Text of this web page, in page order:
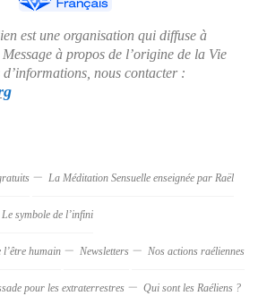
est une organisation qui diffuse à
à propos de l’origine de la Vie
nous contacter :
La Méditation Sensuelle enseignée par Raël
Le symbole de l’infini
l’être humain Newsletters Nos actions raéliennes
pour les extraterrestres Qui sont les Raéliens ?